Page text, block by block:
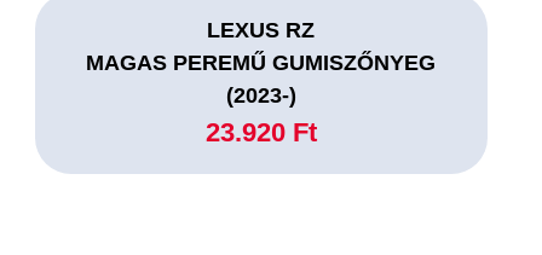
LEXUS RZ
MAGAS PEREMŰ GUMISZŐNYEG
(2023-)
23.920 Ft